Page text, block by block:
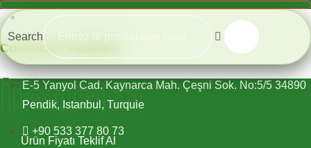
export@pramo.com.tr
Commerce extérieur
E-5 Yanyol Cad. Kaynarca Mah. Çeşni Sok. No:5/5 34890
Pendik, Istanbul, Turquie
+90 533 377 80 73
Search
İletişim
Ürün Fiyatı Teklif Al